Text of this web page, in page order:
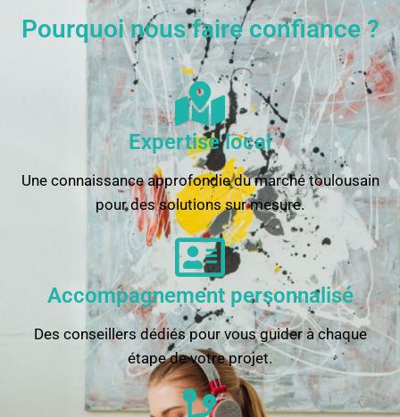
Pourquoi nous faire confiance ?
Expertise local
Une connaissance approfondie du marché toulousain
pour des solutions sur mesure.​
Accompagnement personnalisé
Des conseillers dédiés pour vous guider à chaque
étape de votre projet.